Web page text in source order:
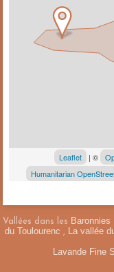
Leaflet | ©
Humanitarian
Vallées dans les Baronnies
du Toulourenc
La vallée
Lavande Fine